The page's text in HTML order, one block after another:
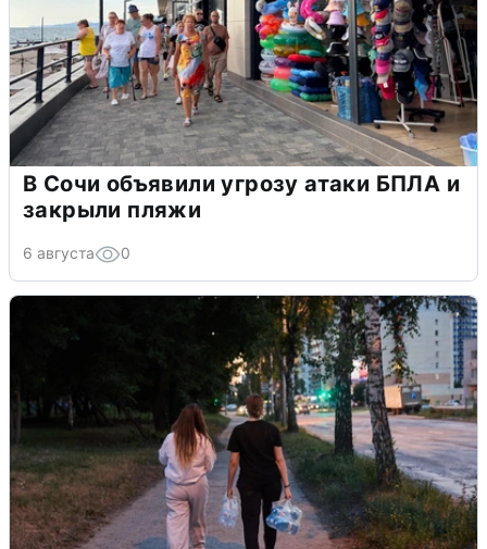
В Сочи объявили угрозу атаки БПЛА и
закрыли пляжи
6 августа 0